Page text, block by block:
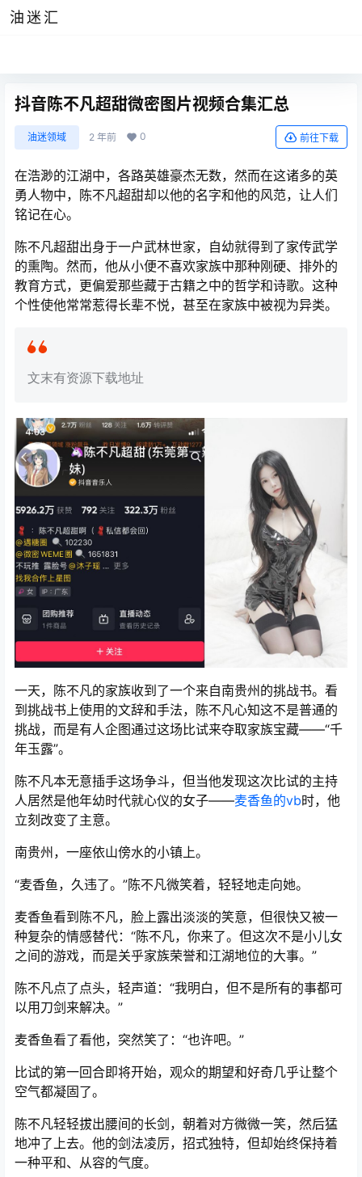
油迷汇
抖音陈不凡超甜微密图片视频合集汇总
油迷领域 2 年前 0 前往下载
在浩渺的江湖中，各路英雄豪杰无数，然而在这诸多的英
勇人物中，陈不凡超甜却以他的名字和他的风范，让人们
铭记在心。
陈不凡超甜出身于一户武林世家，自幼就得到了家传武学
的熏陶。然而，他从小便不喜欢家族中那种刚硬、排外的
教育方式，更偏爱那些藏于古籍之中的哲学和诗歌。这种
个性使他常常惹得长辈不悦，甚至在家族中被视为异类。
文末有资源下载地址
一天，陈不凡的家族收到了一个来自南贵州的挑战书。看
到挑战书上使用的文辞和手法，陈不凡心知这不是普通的
挑战，而是有人企图通过这场比试来夺取家族宝藏——“千
年玉露”。
陈不凡本无意插手这场争斗，但当他发现这次比试的主持
人居然是他年幼时代就心仪的女子——麦香鱼的vb时，他
立刻改变了主意。
南贵州，一座依山傍水的小镇上。
“麦香鱼，久违了。”陈不凡微笑着，轻轻地走向她。
麦香鱼看到陈不凡，脸上露出淡淡的笑意，但很快又被一
种复杂的情感替代：“陈不凡，你来了。但这次不是小儿女
之间的游戏，而是关乎家族荣誉和江湖地位的大事。”
陈不凡点了点头，轻声道：“我明白，但不是所有的事都可
以用刀剑来解决。”
麦香鱼看了看他，突然笑了：“也许吧。”
比试的第一回合即将开始，观众的期望和好奇几乎让整个
空气都凝固了。
陈不凡轻轻拔出腰间的长剑，朝着对方微微一笑，然后猛
地冲了上去。他的剑法凌厉，招式独特，但却始终保持着
一种平和、从容的气度。